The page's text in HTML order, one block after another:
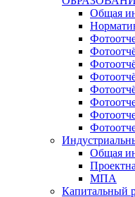
Общая
Общая
МПА
Капитальный